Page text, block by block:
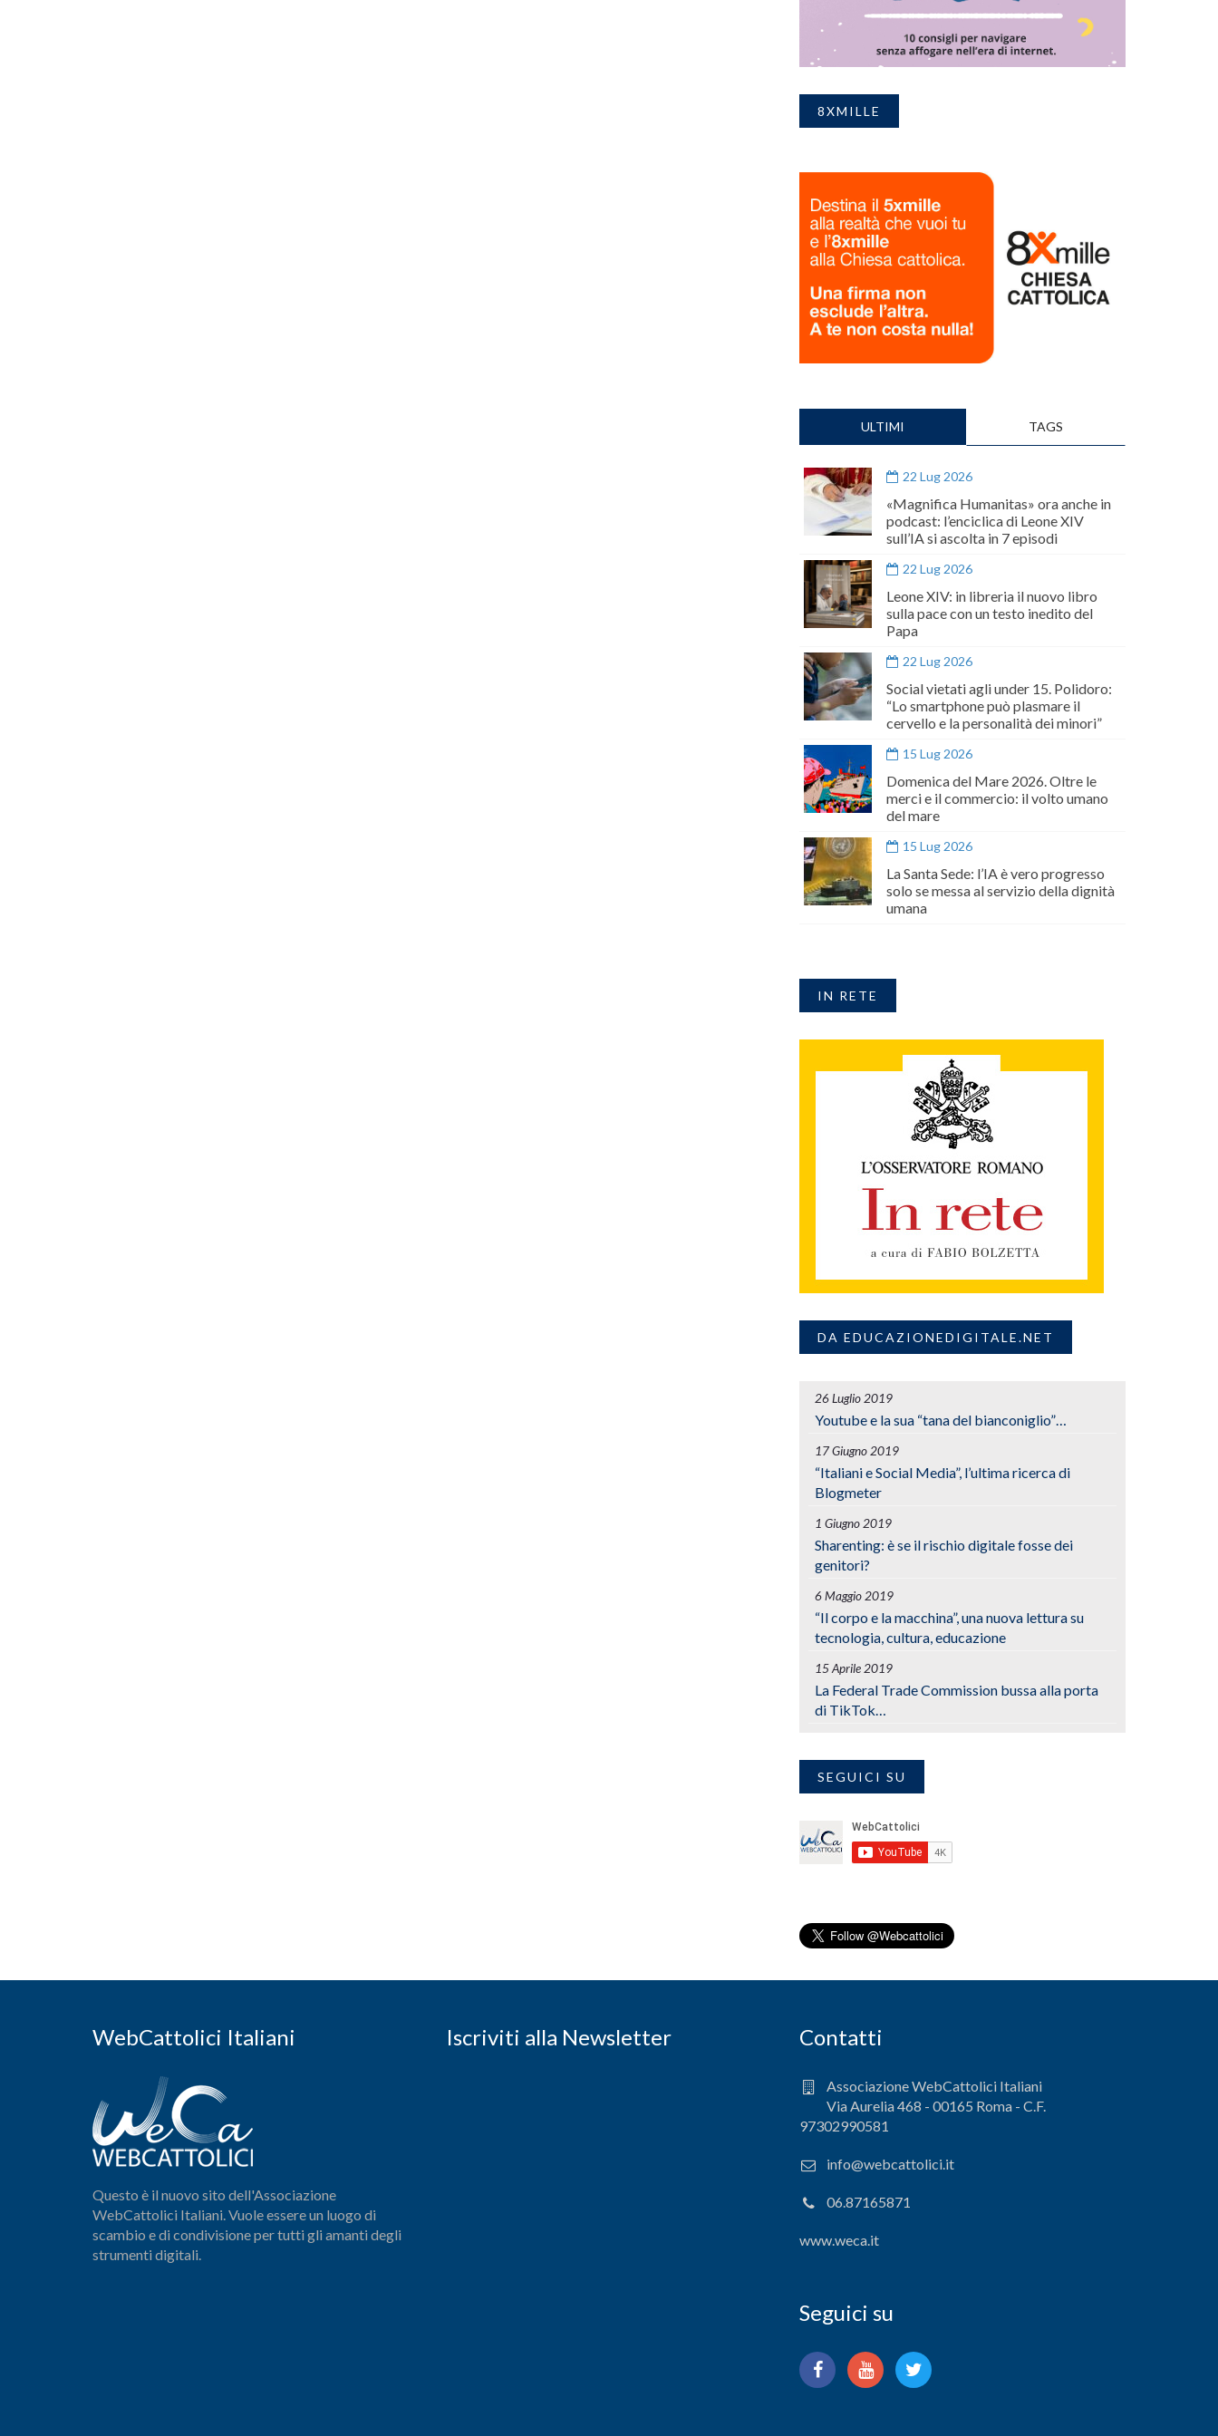
8XMILLE
ULTIMI TAGS
22 Lug 2026
«Magnifica Humanitas» ora anche in
podcast: l’enciclica di Leone XIV
sull’IA si ascolta in 7 episodi
22 Lug 2026
Leone XIV: in libreria il nuovo libro
sulla pace con un testo inedito del
Papa
22 Lug 2026
Social vietati agli under 15. Polidoro:
“Lo smartphone può plasmare il
cervello e la personalità dei minori”
15 Lug 2026
Domenica del Mare 2026. Oltre le
merci e il commercio: il volto umano
del mare
15 Lug 2026
La Santa Sede: l’IA è vero progresso
solo se messa al servizio della dignità
umana
IN RETE
DA EDUCAZIONEDIGITALE.NET
26 Luglio 2019
Youtube e la sua “tana del bianconiglio”…
17 Giugno 2019
“Italiani e Social Media”, l’ultima ricerca di
Blogmeter
1 Giugno 2019
Sharenting: è se il rischio digitale fosse dei
genitori?
6 Maggio 2019
“Il corpo e la macchina”, una nuova lettura su
tecnologia, cultura, educazione
15 Aprile 2019
La Federal Trade Commission bussa alla porta
di TikTok…
SEGUICI SU
WebCattolici Italiani
Questo è il nuovo sito dell'Associazione
WebCattolici Italiani. Vuole essere un luogo di
scambio e di condivisione per tutti gli amanti degli
strumenti digitali.
Iscriviti alla Newsletter Contatti
Associazione WebCattolici Italiani
Via Aurelia 468 - 00165 Roma - C.F.
97302990581
info@webcattolici.it
06.87165871
www.weca.it
Seguici su